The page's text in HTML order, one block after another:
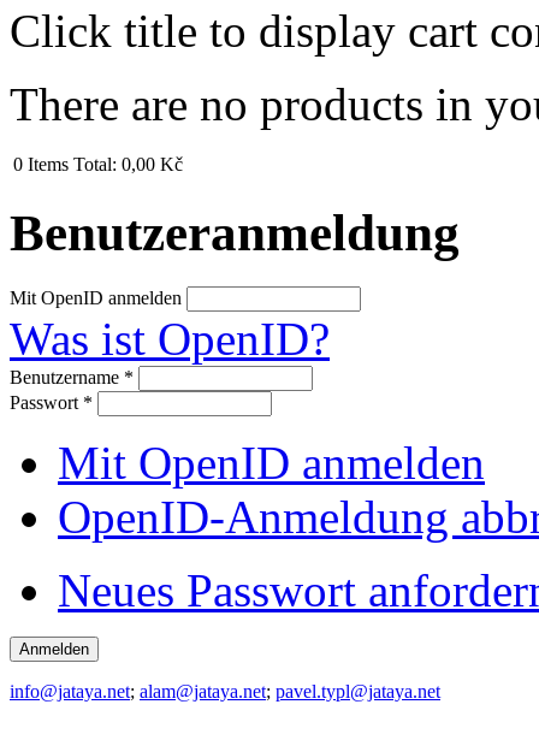
Click title to display cart
There are no products in
0 Items Total: 0,00 Kč
Benutzeranmeldung
Mit OpenID anmelden
Was ist OpenID?
Benutzername *
Passwort *
Mit OpenID anmelden
OpenID-Anmeldung
Neues Passwort
info@jataya.net; alam@jataya.net; pavel.typl@jataya.net